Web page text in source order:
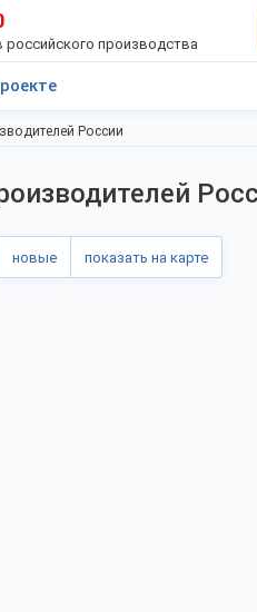
российского производства
России
новые показать на карте